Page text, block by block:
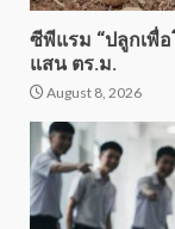
ซีพีแรม “ปลูกเพื่
แสน ตร.ม.
August 8, 2026